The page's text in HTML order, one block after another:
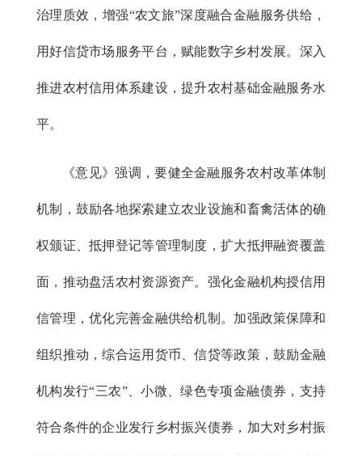
治理质效，增强“农文旅”深度融合金融服务供给，
用好信贷市场服务平台，赋能数字乡村发展。深入
推进农村信用体系建设，提升农村基础金融服务水
平。
《意见》强调，要健全金融服务农村改革体制
机制，鼓励各地探索建立农业设施和畜禽活体的确
权颁证、抵押登记等管理制度，扩大抵押融资覆盖
面，推动盘活农村资源资产。强化金融机构授信用
信管理，优化完善金融供给机制。加强政策保障和
组织推动，综合运用货币、信贷等政策，鼓励金融
机构发行“三农”、小微、绿色专项金融债券，支持
符合条件的企业发行乡村振兴债券，加大对乡村振